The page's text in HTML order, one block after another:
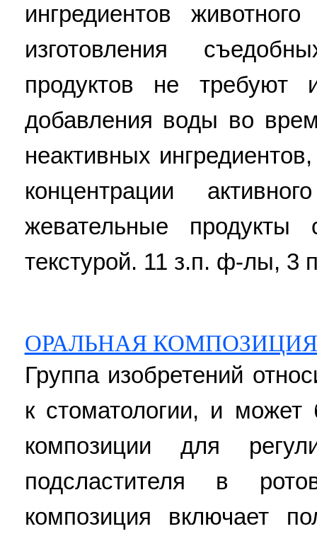
ингредиентов
изготовления
продуктов не требуют
добавления воды во
неактивных
концентрации
жевательные
текстурой. 11 з.п. ф-лы, 3
ОРАЛЬНАЯ КОМПОЗИЦИЯ
Группа изобретений
к стоматологии, и
композиции для
подсластителя в
композиция включает